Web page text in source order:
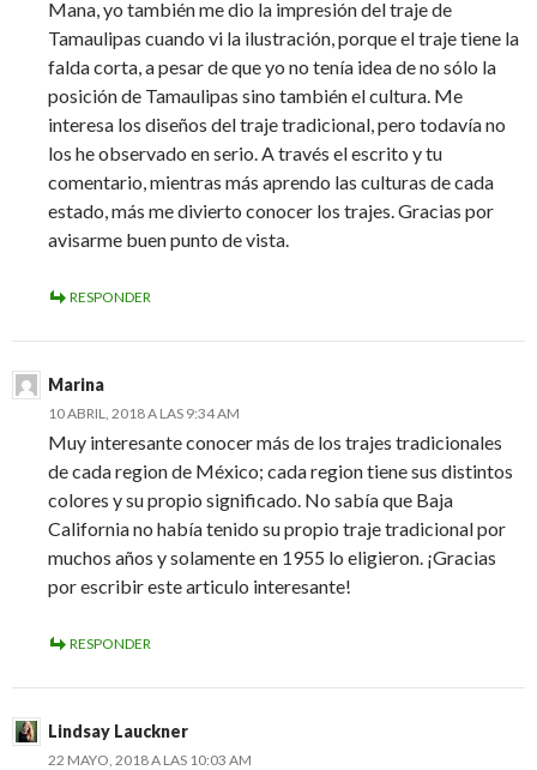
Mana, yo también me dio la impresión del traje de
Tamaulipas cuando vi la ilustración, porque el traje tiene la
falda corta, a pesar de que yo no tenía idea de no sólo la
posición de Tamaulipas sino también el cultura. Me
interesa los diseños del traje tradicional, pero todavía no
los he observado en serio. A través el escrito y tu
comentario, mientras más aprendo las culturas de cada
estado, más me divierto conocer los trajes. Gracias por
avisarme buen punto de vista.
RESPONDER
Marina
10 ABRIL, 2018 A LAS 9:34 AM
Muy interesante conocer más de los trajes tradicionales
de cada region de México; cada region tiene sus distintos
colores y su propio significado. No sabía que Baja
California no había tenido su propio traje tradicional por
muchos años y solamente en 1955 lo eligieron. ¡Gracias
por escribir este articulo interesante!
RESPONDER
Lindsay Lauckner
22 MAYO, 2018 A LAS 10:03 AM